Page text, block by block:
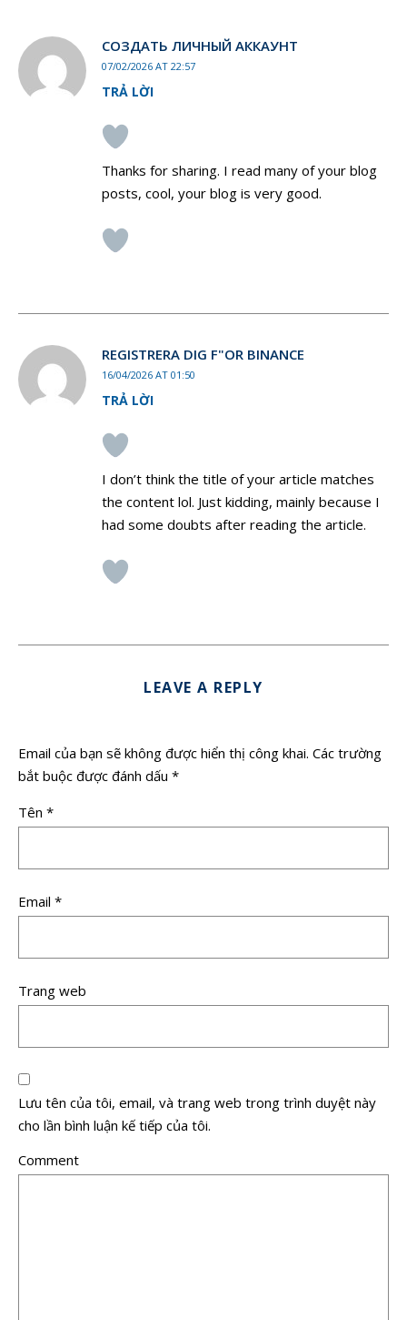
СОЗДАТЬ ЛИЧНЫЙ АККАУНТ
07/02/2026 AT 22:57
TRẢ LỜI
Thanks for sharing. I read many of your blog
posts, cool, your blog is very good.
REGISTRERA DIG F"OR BINANCE
16/04/2026 AT 01:50
TRẢ LỜI
I don’t think the title of your article matches
the content lol. Just kidding, mainly because I
had some doubts after reading the article.
LEAVE A REPLY
Email của bạn sẽ không được hiển thị công khai. Các trường
bắt buộc được đánh dấu *
Tên *
Email *
Trang web
Lưu tên của tôi, email, và trang web trong trình duyệt này
cho lần bình luận kế tiếp của tôi.
Comment